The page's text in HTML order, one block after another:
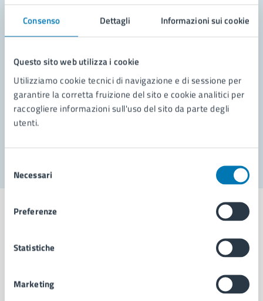
Consenso Dettagli Informazioni sui cookie
Questo sito web utilizza i cookie
Utilizziamo cookie tecnici di navigazione e di sessione per
garantire la corretta fruizione del sito e cookie analitici per
raccogliere informazioni sull'uso del sito da parte degli
utenti.
delNecessari
Preferenze
Statistiche
Marketing
Leggi le domande frequenti
Richiedi assistenza
Prenota appuntamento
Problemi in città
Comune di Napoli
AMMINISTRAZIONE